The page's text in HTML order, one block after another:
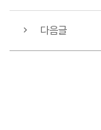
다음글